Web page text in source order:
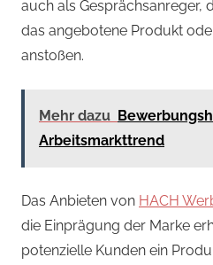
auch als Gesprächsanreger,
das angebotene Produkt
anstoßen.
Mehr dazu
Arbeitsmarkttrend
Das Anbieten von HACH
die Einprägung der Marke
potenzielle Kunden ein